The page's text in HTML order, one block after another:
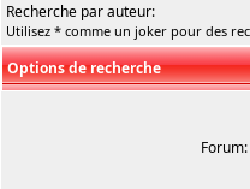
Recherche par auteur:
Utilisez * comme un joker pour des
Options de recherche
Forum: